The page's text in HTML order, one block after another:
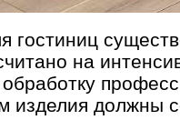
гостиниц
на
обработку
изделия должны